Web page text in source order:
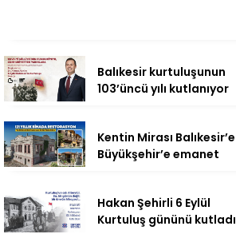
Balıkesir kurtuluşunun
103’üncü yılı kutlanıyor
Kentin Mirası Balıkesir’e
Büyükşehir’e emanet
Hakan Şehirli 6 Eylül
Kurtuluş gününü kutladı